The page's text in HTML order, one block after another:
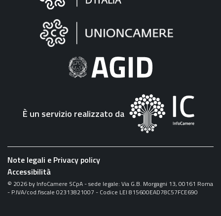
"Fattura
Elettronica"
È un servizio realizzato da
Note legali e Privacy policy
Accessibilità
© 2026 by InfoCamere SCpA - sede legale: Via G.B. Morgagni 13, 00161 Roma
- P.IVA/cod.fiscale 02313821007 - Codice LEI 815600EAD78C57FCE690